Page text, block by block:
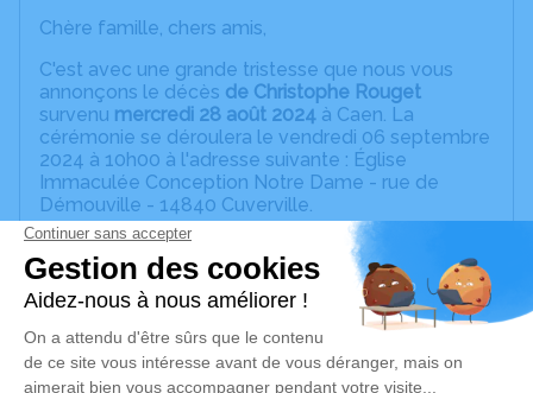
Chère famille, chers amis,
C'est avec une grande tristesse que nous vous
annonçons le décès de Christophe Rouget
survenu mercredi 28 août 2024 à Caen. La
cérémonie se déroulera le vendredi 06 septembre
2024 à 10h00 à l'adresse suivante : Église
Immaculée Conception Notre Dame - rue de
Démouville - 14840 Cuverville.
Cet espace privé est destiné à recueillir vos
condoléances ou le souvenir d’un moment passé.
Je rends hommage